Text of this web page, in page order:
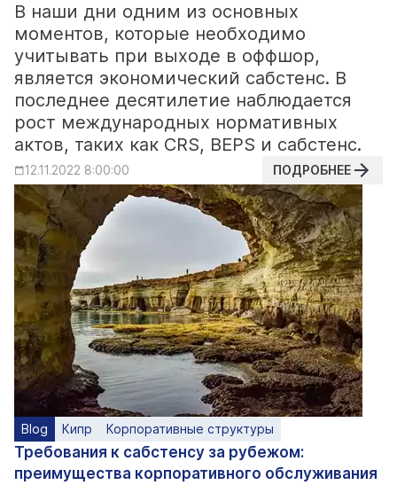
В наши дни одним из основных
моментов, которые необходимо
учитывать при выходе в оффшор,
является экономический сабстенс. В
последнее десятилетие наблюдается
рост международных нормативных
актов, таких как CRS, BEPS и сабстенс.
12.11.2022 8:00:00 ПОДРОБНЕЕ
Blog Кипр Корпоративные структуры
Требования к сабстенсу за рубежом:
преимущества корпоративного обслуживания